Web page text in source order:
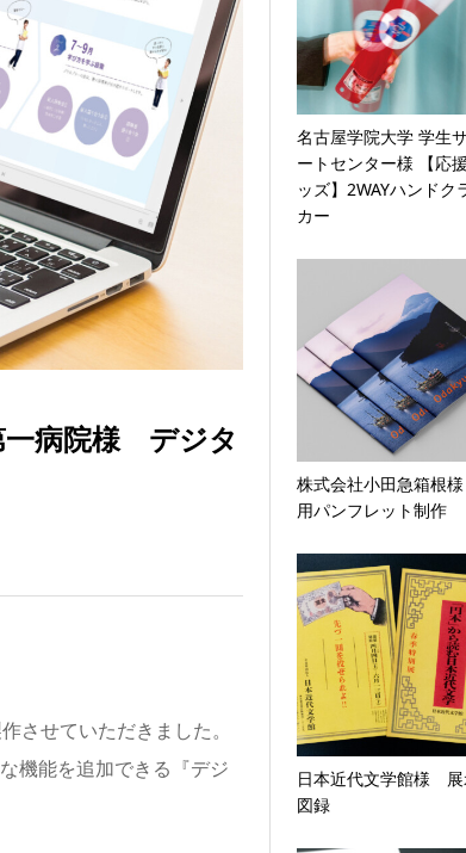
一病院様 デジタ
させていただきました。
機能を追加できる『デジ
名古屋学院大学 学生
ートセンター様 【応
ッズ】2WAYハンドク
カー
株式会社小田急箱根
用パンフレット制作
日本近代文学館様
図録